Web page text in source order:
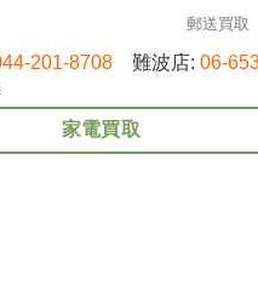
郵送買取
201-8708 難波店: 06-
家電買取